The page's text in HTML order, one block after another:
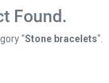
Found.
"Stone bracelets".